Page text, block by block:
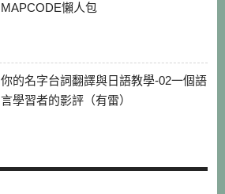
MAPCODE懶人包
你的名字台詞翻譯與日語教學-02一個語
言學習者的影評（有雷）